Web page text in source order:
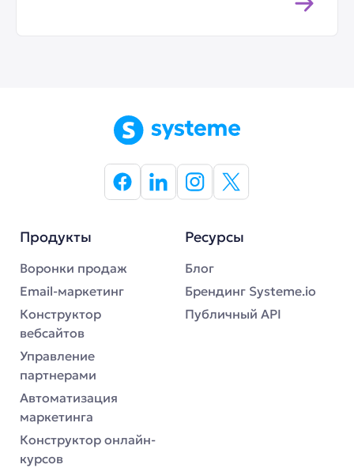
Продукты
Воронки продаж
Email-маркетинг
Конструктор
вебсайтов
Управление
партнерами
Автоматизация
маркетинга
Конструктор онлайн-
курсов
Ресурсы
Блог
Брендинг Systeme.io
Публичный API